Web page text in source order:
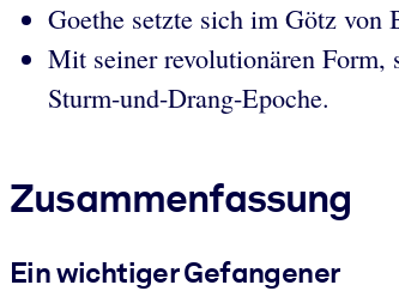
Goethe setzte sich im Götz von
Mit seiner revolutionären Form,
Sturm-und-Drang-Epoche.
Zusammenfassung
Ein wichtiger Gefangener